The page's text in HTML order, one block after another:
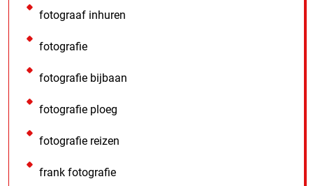
fotograaf inhuren
fotografie
fotografie bijbaan
fotografie ploeg
fotografie reizen
frank fotografie